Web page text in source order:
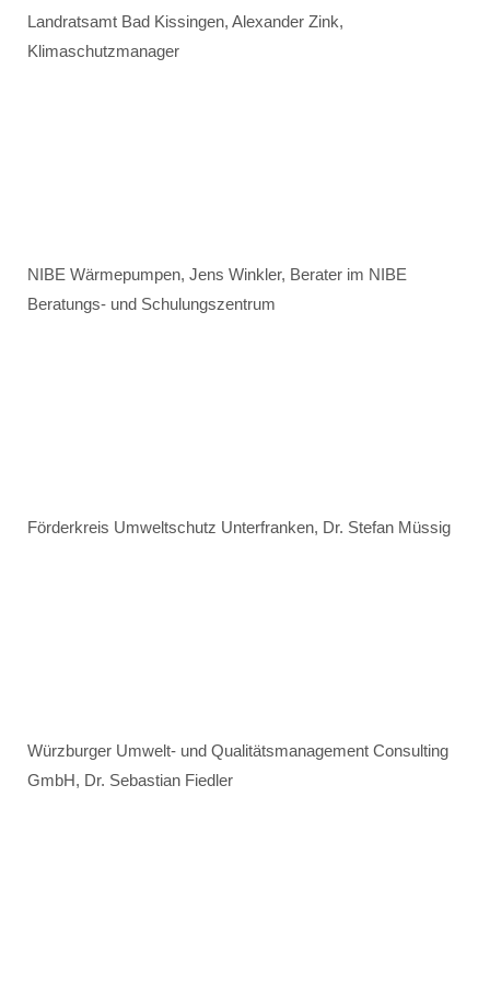
Landratsamt Bad Kissingen, Alexander Zink,
Klimaschutzmanager
NIBE Wärmepumpen, Jens Winkler, Berater im NIBE
Beratungs- und Schulungszentrum
Förderkreis Umweltschutz Unterfranken, Dr. Stefan Müssig
Würzburger Umwelt- und Qualitätsmanagement Consulting
GmbH, Dr. Sebastian Fiedler